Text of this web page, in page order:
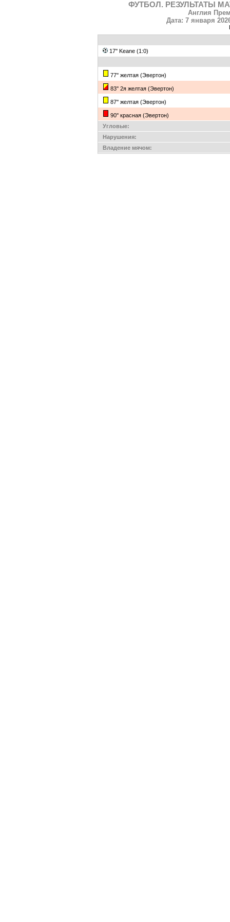
ФУТБОЛ. РЕЗУЛЬТАТЫ
Англия
Дата: 7 января
17'' Keane (1:0)
77'' желтая (Эвертон)
83'' 2я желтая (Эвертон)
87'' желтая (Эвертон)
90'' красная (Эвертон)
Угловые:
Нарушения:
Владение мячом: